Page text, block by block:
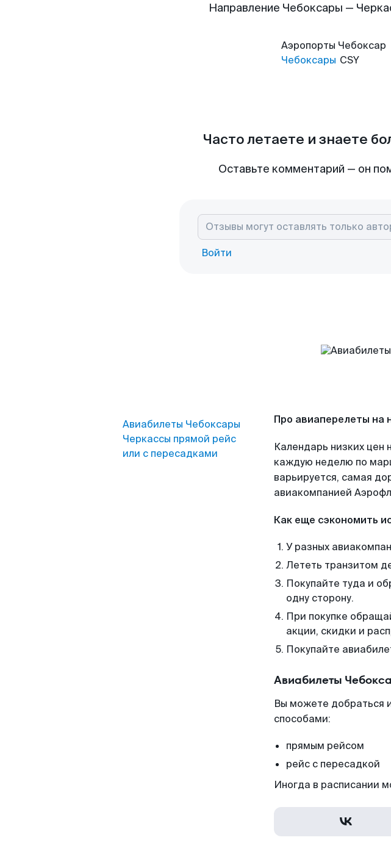
Направление Чебоксары —
Аэропорты Чебоксар
Чебоксары CSY
Часто летаете и знаете
Оставьте комментарий — он
Войти
Авиабилеты Чебоксары
Черкассы прямой рейс
или с пересадками
Про авиаперелеты на
Календарь низких цен
каждую неделю по
варьируется, самая
авиакомпанией
Как еще сэкономить
У разных
Лететь транзитом
Покупайте туда и
одну сторону.
При покупке
акции, скидки и
Покупайте
Авиабилеты
Вы можете добраться
способами:
прямым рейсом
рейс с пересадкой
Иногда в расписании